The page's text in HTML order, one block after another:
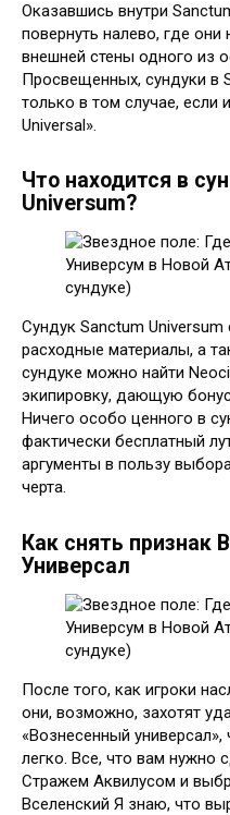
Оказавшись внутри
повернуть налево, где
внешней стены одного из
Просвещенных, сундуки в
только в том случае, если
Universal».
Что находится в
Universum?
Сундук Sanctum
расходные материалы, а
сундуке можно найти
экипировку, дающую
Ничего особо ценного в
фактически бесплатный
аргументы в пользу
черта.
Как снять признак
Универсал
После того, как игроки
они, возможно, захотят
«Вознесенный
легко. Все, что вам нужно
Стражем Аквилусом и
Вселенский Я знаю, что